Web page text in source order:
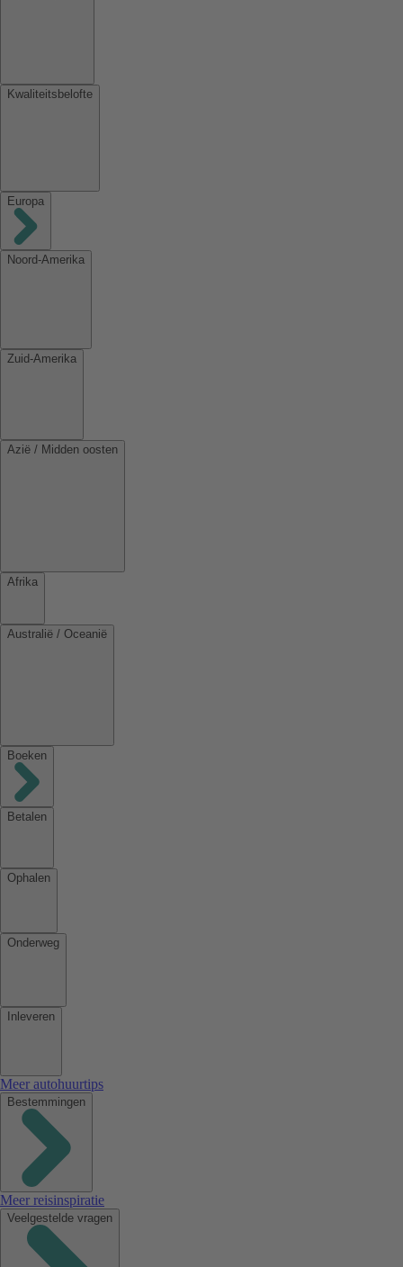
Kwaliteitsbelofte
Europa
Noord-Amerika
Zuid-Amerika
Azië / Midden oosten
Afrika
Australië / Oceanië
Boeken
Betalen
Ophalen
Onderweg
Inleveren
Meer autohuurtips
Bestemmingen
Meer reisinspiratie
Veelgestelde vragen